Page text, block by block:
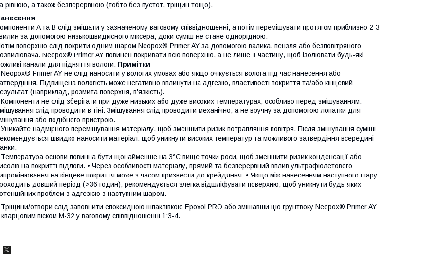
рівною, а також безперервною (тобто без пустот, тріщин тощо).
A та B слід змішати у зазначеному ваговому співвідношенні, а потім перемішувати протягом приблизно 2-3
за допомогою низькошвидкісного міксера, доки суміш не стане однорідною.
поверхню слід покрити одним шаром Neopox® Primer AY за допомогою валика, пензля або безповітряного
Neopox® Primer AY повинен покривати всю поверхню, а не лише її частину, щоб ізолювати будь-які
канали для підняття вологи. Примітки
Neopox® Primer AY не слід наносити у вологих умовах або якщо очікується волога під час нанесення або
Підвищена вологість може негативно вплинути на адгезію, властивості покриття та/або кінцевий
(наприклад, розмита поверхня, в'язкість).
Компоненти не слід зберігати при дуже низьких або дуже високих температурах, особливо перед змішуванням.
слід проводити в тіні. Змішування слід проводити механічно, а не вручну за допомогою лопатки для
або подібного пристрою.
Уникайте надмірного перемішування матеріалу, щоб зменшити ризик потрапляння повітря. Після змішування суміші
швидко наносити матеріал, щоб уникнути високих температур та можливого затвердіння всередині
Температура основи повинна бути щонайменше на 3°C ​​вище точки роси, щоб зменшити ризик конденсації або
на покритті підлоги. • Через особливості матеріалу, прямий та безперервний вплив ультрафіолетового
на кінцеве покриття може з часом призвести до крейдяння. • Якщо між нанесенням наступного шару
довший період (>36 годин), рекомендується злегка відшліфувати поверхню, щоб уникнути будь-яких
проблем з адгезією з наступним шаром.
Тріщини/отвори слід заповнити епоксидною шпаклівкою Epoxol PRO або змішавши цю грунтвоку Neopox® Primer AY
кварцовим піском M-32 у ваговому співвідношенні 1:3-4.